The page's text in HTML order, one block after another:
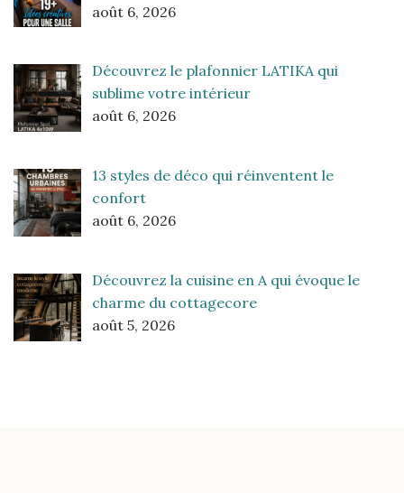
août 6, 2026
Découvrez le plafonnier LATIKA qui
sublime votre intérieur
août 6, 2026
13 styles de déco qui réinventent le
confort
août 6, 2026
Découvrez la cuisine en A qui évoque le
charme du cottagecore
août 5, 2026